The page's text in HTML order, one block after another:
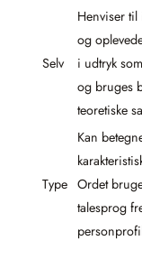
Selv
Henviser
og
i udtryk
og bruges
teoretiske
Type
Kan
Ordet
talesprog